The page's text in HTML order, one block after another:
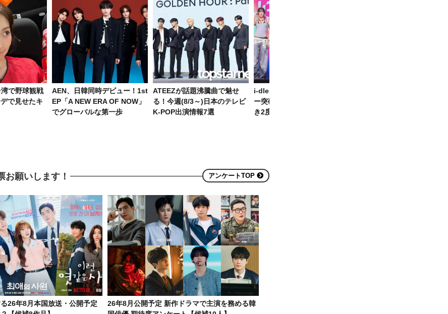
で野球観戦
で見せたキ
AEN、日韓同時デビュー！1st
EP「A NEW ERA OF NOW」
でグローバルな第一歩
ATEEZが話題沸騰曲で魅せ
る！今週(8/3～)日本のテレビ
K-POP出演情報7選
i-dle、「Nxde」MV4億ビュ
ー突破！「Queencard」に続
き2度目の大記録
お願いします！ アンケートTOP
26年8月本国放送・公開予定
26年8月公開予定 新作ドラマで主演を務める韓